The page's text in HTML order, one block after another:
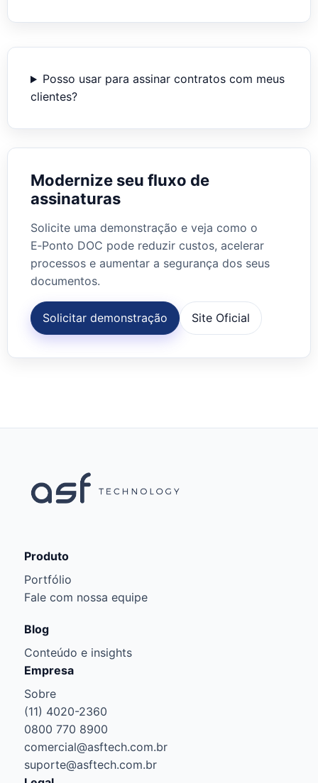
Posso usar para assinar contratos com meus
clientes?
Modernize seu fluxo de
assinaturas
Solicite uma demonstração e veja como o
E‑Ponto DOC pode reduzir custos, acelerar
processos e aumentar a segurança dos seus
documentos.
Solicitar demonstração Site Oficial
Produto
Portfólio
Fale com nossa equipe
Blog
Conteúdo e insights
Empresa
Sobre
(11) 4020-2360
0800 770 8900
comercial@asftech.com.br
suporte@asftech.com.br